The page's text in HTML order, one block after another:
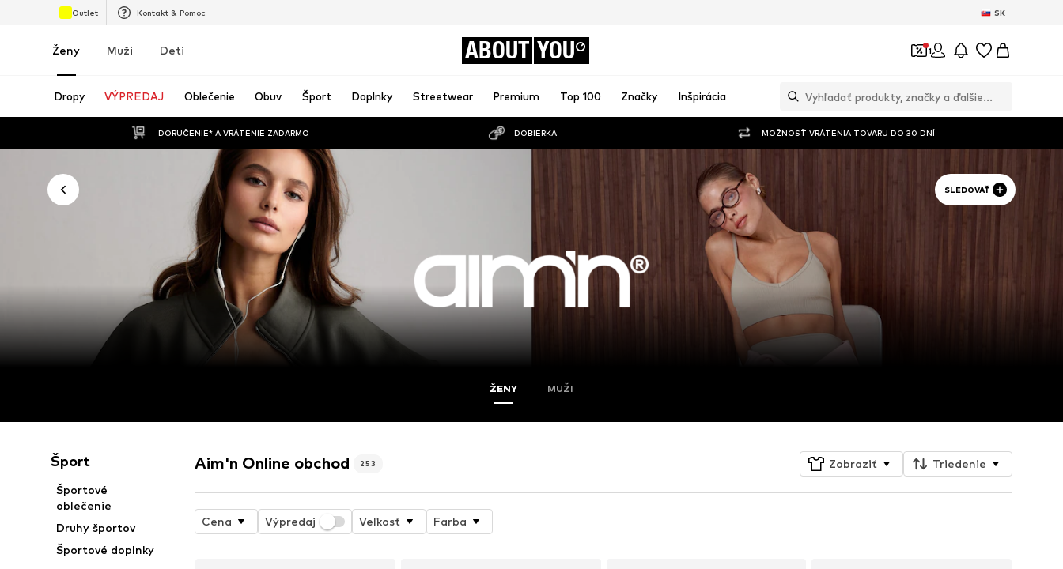
Outlet Kontakt & Pomoc SK
Ženy Muži Deti ABOUT YOU 1
Dropy VÝPREDAJ Oblečenie Obuv Šport Doplnky Streetwear Premium Top 100 Značky Inšpirácia
DORUČENIE* A VRÁTENIE ZADARMO DOBIERKA MOŽNOSŤ VRÁTENIA TOVARU DO 30 DNÍ
SLEDOVAŤ
ŽENY MUŽI
Šport
Športové
oblečenie
Druhy športov
Športové doplnky
Aim'n Online obchod 253 Zobraziť Triedenie
Cena Výpredaj Veľkosť Farba